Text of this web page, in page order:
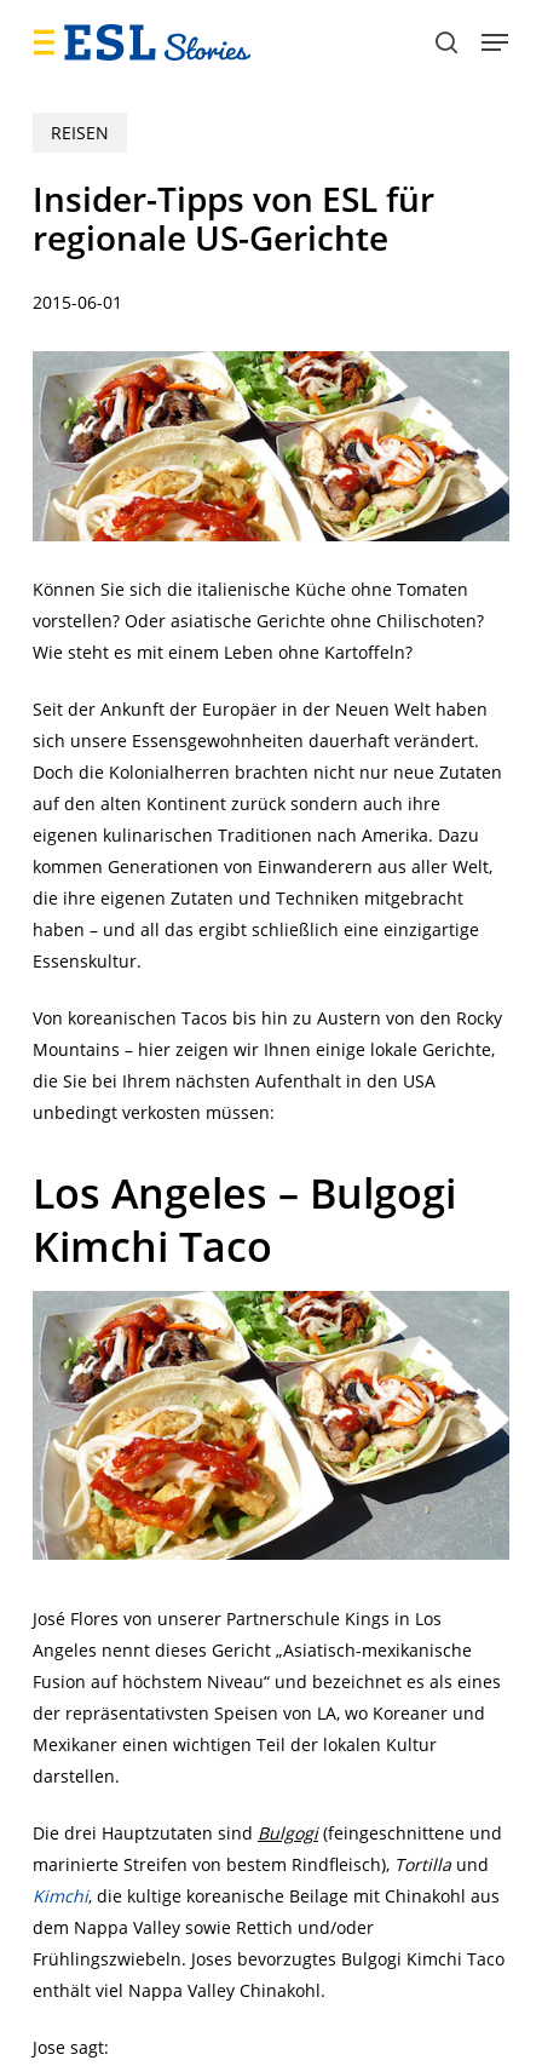
search
Menu
REISEN
Insider-Tipps von ESL für
regionale US-Gerichte
2015-06-01
Können Sie sich die italienische Küche ohne Tomaten
vorstellen? Oder asiatische Gerichte ohne Chilischoten?
Wie steht es mit einem Leben ohne Kartoffeln?
Seit der Ankunft der Europäer in der Neuen Welt haben
sich unsere Essensgewohnheiten dauerhaft verändert.
Doch die Kolonialherren brachten nicht nur neue Zutaten
auf den alten Kontinent zurück sondern auch ihre
eigenen kulinarischen Traditionen nach Amerika. Dazu
kommen Generationen von Einwanderern aus aller Welt,
die ihre eigenen Zutaten und Techniken mitgebracht
haben – und all das ergibt schließlich eine einzigartige
Essenskultur.
Von koreanischen Tacos bis hin zu Austern von den Rocky
Mountains – hier zeigen wir Ihnen einige lokale Gerichte,
die Sie bei Ihrem nächsten Aufenthalt in den USA
unbedingt verkosten müssen:
Los Angeles – Bulgogi
Kimchi Taco
José Flores von unserer Partnerschule Kings in Los
Angeles nennt dieses Gericht „Asiatisch-mexikanische
Fusion auf höchstem Niveau“ und bezeichnet es als eines
der repräsentativsten Speisen von LA, wo Koreaner und
Mexikaner einen wichtigen Teil der lokalen Kultur
darstellen.
Die drei Hauptzutaten sind Bulgogi(feingeschnittene und
marinierte Streifen von bestem Rindfleisch), Tortillaund
Kimchi, die kultige koreanische Beilage mit Chinakohl aus
dem Nappa Valley sowie Rettich und/oder
Frühlingszwiebeln. Joses bevorzugtes Bulgogi Kimchi Taco
enthält viel Nappa Valley Chinakohl.
Jose sagt: